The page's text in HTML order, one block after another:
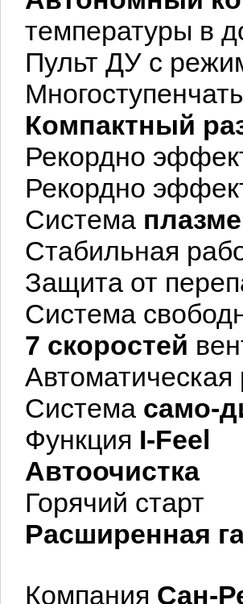
температуры в
Пульт ДУ с
Компактный
Рекордно
Рекордно
Система
Стабильная
Защита от
Система
7 скоростей
Автоматическая
Система само-
Функция I-Feel
Автоочистка
Горячий старт
Расширенная
Компания Сан-